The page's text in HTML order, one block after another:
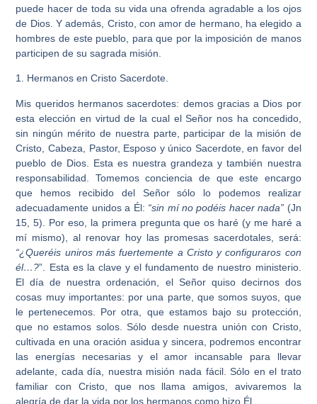
puede hacer de toda su vida una ofrenda agradable a los ojos
de Dios. Y además, Cristo, con amor de hermano, ha elegido a
hombres de este pueblo, para que por la imposición de manos
participen de su sagrada misión.
1. Hermanos en Cristo Sacerdote.
Mis queridos hermanos sacerdotes: demos gracias a Dios por
esta elección en virtud de la cual el Señor nos ha concedido,
sin ningún mérito de nuestra parte, participar de la misión de
Cristo, Cabeza, Pastor, Esposo y único Sacerdote, en favor del
pueblo de Dios. Esta es nuestra grandeza y también nuestra
responsabilidad. Tomemos conciencia de que este encargo
que hemos recibido del Señor sólo lo podemos realizar
adecuadamente unidos a Él: “sin mí no podéis hacer nada” (Jn
15, 5). Por eso, la primera pregunta que os haré (y me haré a
mí mismo), al renovar hoy las promesas sacerdotales, será:
“¿Queréis uniros más fuertemente a Cristo y configuraros con
él…?”. Esta es la clave y el fundamento de nuestro ministerio.
El día de nuestra ordenación, el Señor quiso decirnos dos
cosas muy importantes: por una parte, que somos suyos, que
le pertenecemos. Por otra, que estamos bajo su protección,
que no estamos solos. Sólo desde nuestra unión con Cristo,
cultivada en una oración asidua y sincera, podremos encontrar
las energías necesarias y el amor incansable para llevar
adelante, cada día, nuestra misión nada fácil. Sólo en el trato
familiar con Cristo, que nos llama amigos, avivaremos la
alegría de dar la vida por los hermanos como hizo Él.